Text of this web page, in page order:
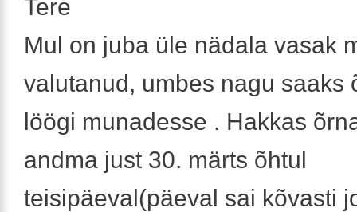
Tere
Mul on juba üle nädala vasak
valutanud, umbes nagu saaks
löögi munadesse . Hakkas
andma just 30. märts õhtul
teisipäeval(päeval sai kõvasti